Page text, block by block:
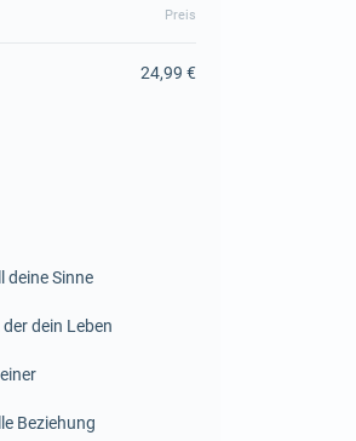
Preis
deine Sinne
dein Leben
Beziehung
24,99 €